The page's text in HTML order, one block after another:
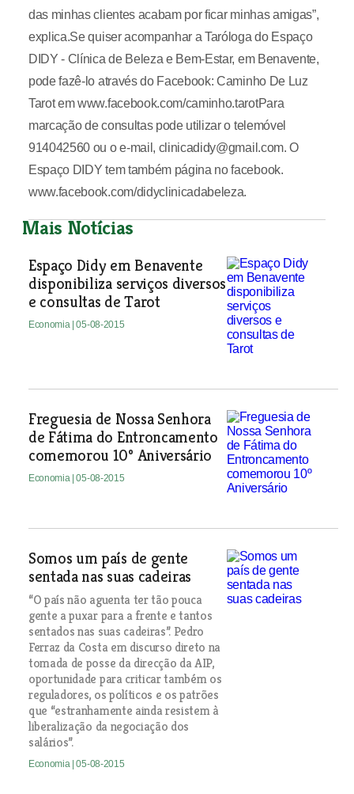
das minhas clientes acabam por ficar minhas amigas”,
explica.Se quiser acompanhar a Taróloga do Espaço
DIDY - Clínica de Beleza e Bem-Estar, em Benavente,
pode fazê-lo através do Facebook: Caminho De Luz
Tarot em www.facebook.com/caminho.tarotPara
marcação de consultas pode utilizar o telemóvel
914042560 ou o e-mail, clinicadidy@gmail.com. O
Espaço DIDY tem também página no facebook.
www.facebook.com/didyclinicadabeleza.
Mais Notícias
Espaço Didy em Benavente
disponibiliza serviços diversos
e consultas de Tarot
Economia | 05-08-2015
Freguesia de Nossa Senhora
de Fátima do Entroncamento
comemorou 10º Aniversário
Economia | 05-08-2015
Somos um país de gente
sentada nas suas cadeiras
“O país não aguenta ter tão pouca
gente a puxar para a frente e tantos
sentados nas suas cadeiras”. Pedro
Ferraz da Costa em discurso direto na
tomada de posse da direcção da AIP,
oportunidade para criticar também os
reguladores, os políticos e os patrões
que “estranhamente ainda resistem à
liberalização da negociação dos
salários”.
Economia | 05-08-2015